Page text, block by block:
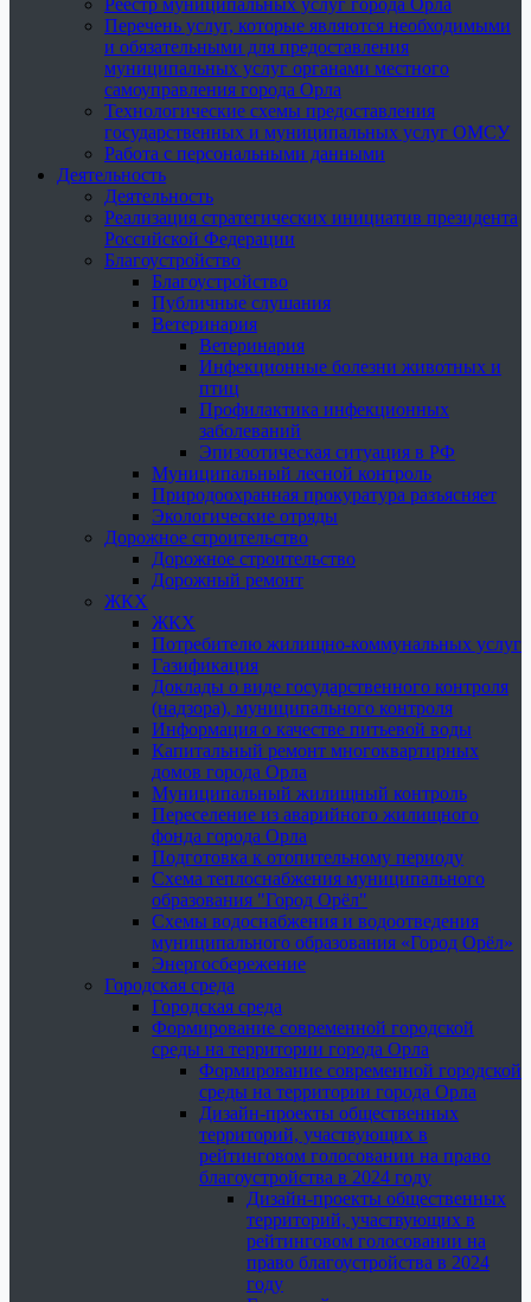
Реестр муниципальных услуг города Орла
Перечень услуг, которые являются необходимыми
и обязательными для предоставления
муниципальных услуг органами местного
самоуправления города Орла
Технологические схемы предоставления
государственных и муниципальных услуг ОМСУ
Работа с персональными данными
Деятельность
Деятельность
Реализация стратегических инициатив президента
Российской Федерации
Благоустройство
Благоустройство
Публичные слушания
Ветеринария
Ветеринария
Инфекционные болезни животных и
птиц
Профилактика инфекционных
заболеваний
Эпизоотическая ситуация в РФ
Муниципальный лесной контроль
Природоохранная прокуратура разъясняет
Экологические отряды
Дорожное строительство
Дорожное строительство
Дорожный ремонт
ЖКХ
ЖКХ
Потребителю жилищно-коммунальных услуг
Газификация
Доклады о виде государственного контроля
(надзора), муниципального контроля
Информация о качестве питьевой воды
Капитальный ремонт многоквартирных
домов города Орла
Муниципальный жилищный контроль
Переселение из аварийного жилищного
фонда города Орла
Подготовка к отопительному периоду
Схема теплоснабжения муниципального
образования "Город Орёл"
Схемы водоснабжения и водоотведения
муниципального образования «Город Орёл»
Энергосбережение
Городская среда
Городская среда
Формирование современной городской
среды на территории города Орла
Формирование современной городской
среды на территории города Орла
Дизайн-проекты общественных
территорий, участвующих в
рейтинговом голосовании на право
благоустройства в 2024 году
Дизайн-проекты общественных
территорий, участвующих в
рейтинговом голосовании на
право благоустройства в 2024
году